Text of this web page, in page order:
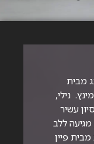
מבית
נילי,
עשיר
ללב
פיין